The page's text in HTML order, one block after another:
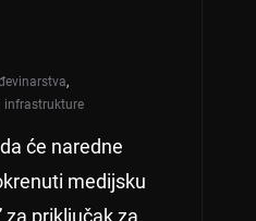
,
infrastrukture
će naredne
medijsku
za priključak za